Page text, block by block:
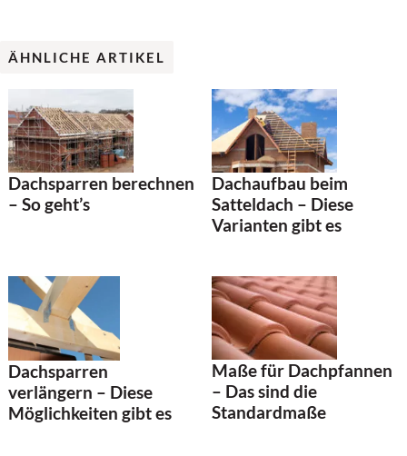
ÄHNLICHE ARTIKEL
Dachsparren berechnen
– So geht’s
Dachaufbau beim
Satteldach – Diese
Varianten gibt es
Dachsparren
verlängern – Diese
Möglichkeiten gibt es
Maße für Dachpfannen
– Das sind die
Standardmaße